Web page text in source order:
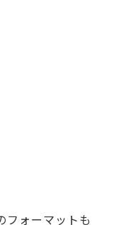
ォーマットも